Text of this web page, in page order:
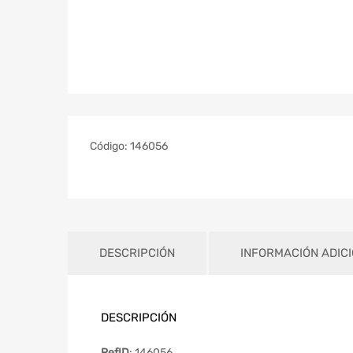
Código: 146056
DESCRIPCIÓN INFORMACIÓN
DESCRIPCIÓN